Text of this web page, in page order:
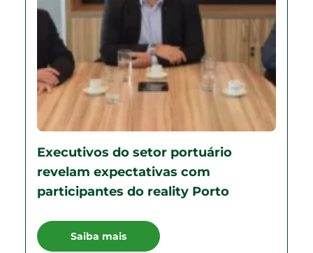
Executivos do setor portuário
revelam expectativas com
participantes do reality Porto
Saiba mais